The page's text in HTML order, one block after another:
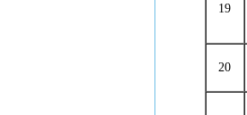
19
20